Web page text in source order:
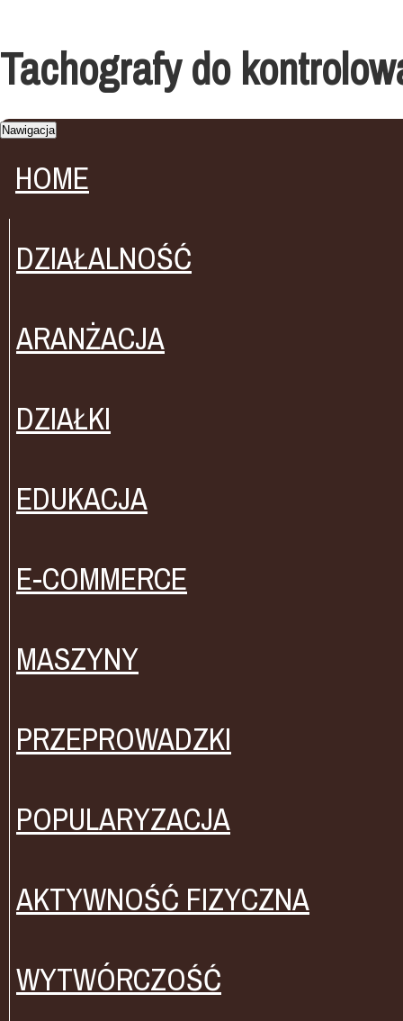
Tachografy do
Nawigacja
HOME
DZIAŁALNOŚĆ
ARANŻACJA
DZIAŁKI
EDUKACJA
E-COMMERCE
MASZYNY
PRZEPROWADZKI
POPULARYZACJA
AKTYWNOŚĆ FIZYCZNA
WYTWÓRCZOŚĆ